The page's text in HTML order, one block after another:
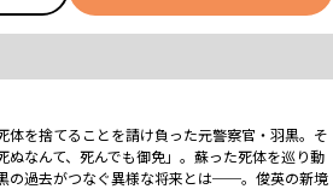
体を捨てることを請け負った元警察官・羽黒。そ
なんて、死んでも御免」。蘇った死体を巡り動
の過去がつなぐ異様な将来とは──。俊英の新境